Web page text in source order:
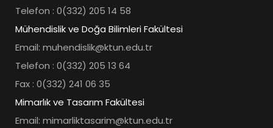
Telefon : 0(332) 205 14 58
Mühendislik ve Doğa Bilimleri Fakültesi
Email: muhendislik@ktun.edu.tr
Telefon : 0(332) 205 13 64
Fax : 0(332) 241 06 35
Mimarlık ve Tasarım Fakültesi
Email: mimarliktasarim@ktun.edu.tr